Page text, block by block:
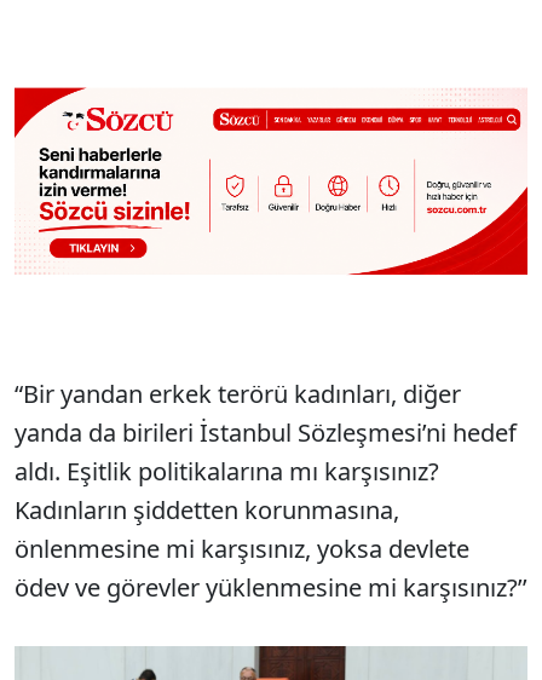
“Bir yandan erkek terörü kadınları, diğer
yanda da birileri İstanbul Sözleşmesi’ni hedef
aldı. Eşitlik politikalarına mı karşısınız?
Kadınların şiddetten korunmasına,
önlenmesine mi karşısınız, yoksa devlete
ödev ve görevler yüklenmesine mi karşısınız?’’